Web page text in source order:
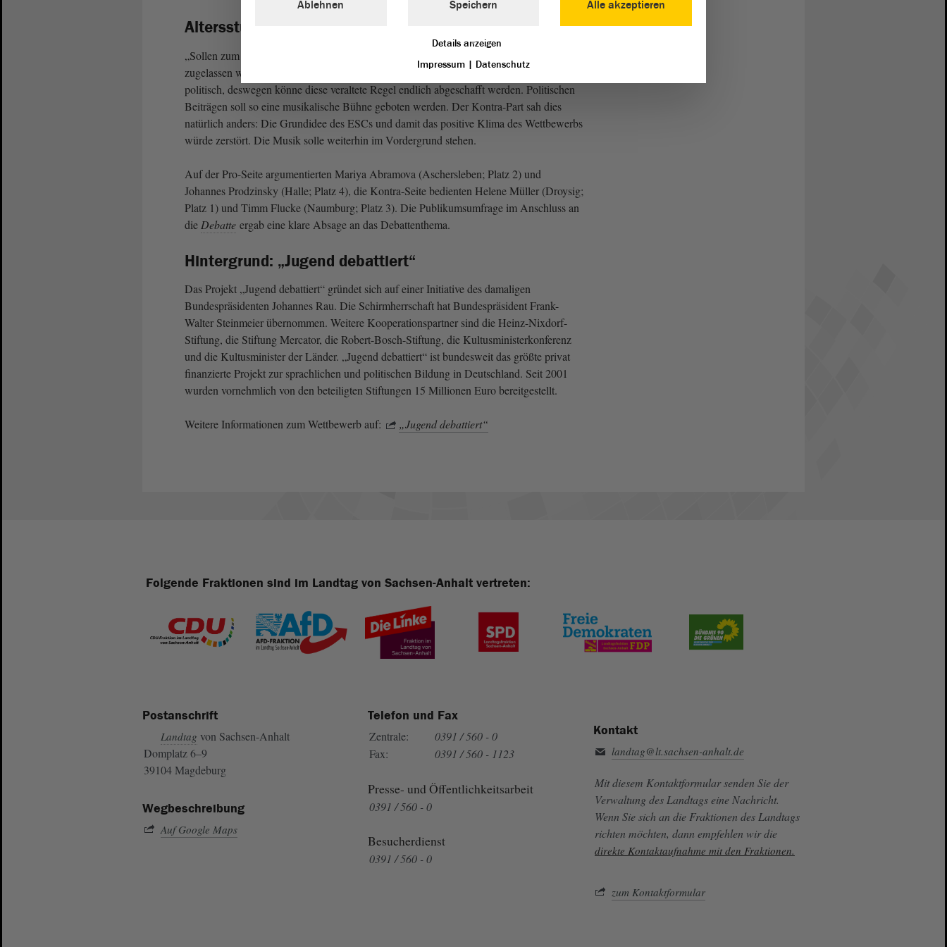
Altersstufe II: Der ESC und die Politik
„Sollen zum European Song Contest (ESC) auch Beiträge mit politischem Inhalt
zugelassen werden?“ Noch ist dies offiziell nicht erlaubt. Die Pro-Seite meinte, alles sei
politisch, deswegen könne diese veraltete Regel endlich abgeschafft werden. Politischen
Beiträgen soll so eine musikalische Bühne geboten werden. Der Kontra-Part sah dies
natürlich anders: Die Grundidee des ESCs und damit das positive Klima des Wettbewerbs
würde zerstört. Die Musik solle weiterhin im Vordergrund stehen.
Auf der Pro-Seite argumentierten Mariya Abramova (Aschersleben; Platz 2) und
Johannes Prodzinsky (Halle; Platz 4), die Kontra-Seite bedienten Helene Müller (Droysig;
Platz 1) und Timm Flucke (Naumburg; Platz 3). Die Publikumsumfrage im Anschluss an
die Debatte ergab eine klare Absage an das Debattenthema.
Hintergrund: „Jugend debattiert“
Das Projekt „Jugend debattiert“ gründet sich auf einer Initiative des damaligen
Bundespräsidenten Johannes Rau. Die Schirmherrschaft hat Bundespräsident Frank-
Walter Steinmeier übernommen. Weitere Kooperationspartner sind die Heinz-Nixdorf-
Stiftung, die Stiftung Mercator, die Robert-Bosch-Stiftung, die Kultusministerkonferenz
und die Kultusminister der Länder. „Jugend debattiert“ ist bundesweit das größte privat
finanzierte Projekt zur sprachlichen und politischen Bildung in Deutschland. Seit 2001
wurden vornehmlich von den beteiligten Stiftungen 15 Millionen Euro bereitgestellt.
Weitere Informationen zum Wettbewerb auf: „Jugend debattiert“
Folgende Fraktionen sind im Landtag von Sachsen-Anhalt vertreten:
Postanschrift
Landtag von Sachsen-Anhalt
Domplatz 6–9
39104 Magdeburg
Wegbeschreibung
Auf Google Maps
Telefon und Fax
Zentrale:
0391 / 560 - 0
Fax:
0391 / 560 - 1123
Presse- und Öffentlichkeitsarbeit
0391 / 560 - 0
Besucherdienst
0391 / 560 - 0
Kontakt
landtag@lt.sachsen-anhalt.de
Mit diesem Kontaktformular senden Sie der
Verwaltung des Landtags eine Nachricht.
Wenn Sie sich an die Fraktionen des Landtags
richten möchten, dann empfehlen wir die
direkte Kontaktaufnahme mit den Fraktionen.
zum Kontaktformular
Alle akzeptieren
Ablehnen Speichern
Details anzeigen
Impressum | Datenschutz